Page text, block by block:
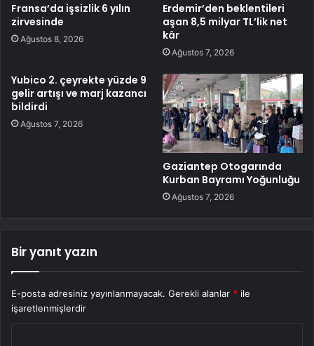
Fransa’da işsizlik 6 yılın
zirvesinde
Ağustos 8, 2026
Erdemir’den beklentileri
aşan 8,5 milyar TL’lik net
kâr
Ağustos 7, 2026
Yubico 2. çeyrekte yüzde 9
gelir artışı ve marj kazancı
bildirdi
Ağustos 7, 2026
Gaziantep Otogarında
Kurban Bayramı Yoğunluğu
Ağustos 7, 2026
Bir yanıt yazın
E-posta adresiniz yayınlanmayacak. Gerekli alanlar * ile
işaretlenmişlerdir